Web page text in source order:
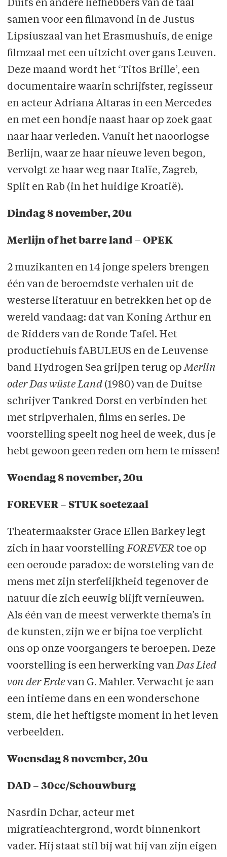
Duits en andere liefhebbers van de taal
samen voor een filmavond in de Justus
Lipsiuszaal van het Erasmushuis, de enige
filmzaal met een uitzicht over gans Leuven.
Deze maand wordt het ‘Titos Brille’, een
documentaire waarin schrijfster, regisseur
en acteur Adriana Altaras in een Mercedes
en met een hondje naast haar op zoek gaat
naar haar verleden. Vanuit het naoorlogse
Berlijn, waar ze haar nieuwe leven begon,
vervolgt ze haar weg naar Italïe, Zagreb,
Split en Rab (in het huidige Kroatië).
Dindag 8 november, 20u
Merlijn of het barre land – OPEK
2 muzikanten en 14 jonge spelers brengen
één van de beroemdste verhalen uit de
westerse literatuur en betrekken het op de
wereld vandaag: dat van Koning Arthur en
de Ridders van de Ronde Tafel. Het
productiehuis fABULEUS en de Leuvense
band Hydrogen Sea grijpen terug opMerlin
oder Das wüste Land (1980) van de Duitse
schrijver Tankred Dorst en verbinden het
met stripverhalen, films en series. De
voorstelling speelt nog heel de week, dus je
hebt gewoon geen reden om hem te missen!
Woendag 8 november, 20u
FOREVER – STUK soetezaal
Theatermaakster Grace Ellen Barkey legt
zich in haar voorstellingFOREVER toe op
een oeroude paradox: de worsteling van de
mens met zijn sterfelijkheid tegenover de
natuur die zich eeuwig blijft vernieuwen.
Als één van de meest verwerkte thema’s in
de kunsten, zijn we er bijna toe verplicht
ons op onze voorgangers te beroepen. Deze
voorstelling is een herwerking vanDas Lied
von der Erdevan G. Mahler. Verwacht je aan
een intieme dans en een wonderschone
stem, die het heftigste moment in het leven
verbeelden.
Woensdag 8 november, 20u
DAD – 30cc/Schouwburg
Nasrdin Dchar, acteur met
migratieachtergrond, wordt binnenkort
vader. Hij staat stil bij wat hij van zijn eigen